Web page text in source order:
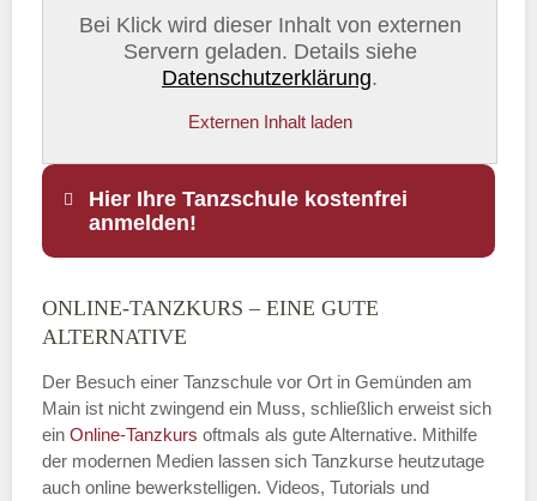
Bei Klick wird dieser Inhalt von externen
Servern geladen. Details siehe
Datenschutzerklärung.
Externen Inhalt laden
Hier Ihre Tanzschule kostenfrei
anmelden!
Name
E-Mail*
ONLINE-TANZKURS – EINE GUTE
ALTERNATIVE
Der Besuch einer Tanzschule vor Ort in Gemünden am
Main ist nicht zwingend ein Muss, schließlich erweist sich
ein Online-Tanzkurs oftmals als gute Alternative. Mithilfe
der modernen Medien lassen sich Tanzkurse heutzutage
auch online bewerkstelligen. Videos, Tutorials und